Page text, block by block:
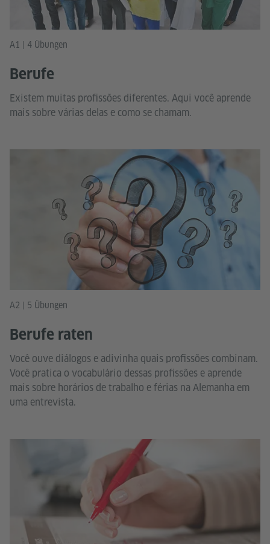
A1 | 4 Übungen
Berufe
Existem muitas profissões diferentes. Aqui você aprende
mais sobre várias delas e como se chamam.
A2 | 5 Übungen
Berufe raten
Você ouve diálogos e adivinha quais profissões combinam.
Você pratica o vocabulário dessas profissões e aprende
mais sobre horários de trabalho e férias na Alemanha em
uma entrevista.